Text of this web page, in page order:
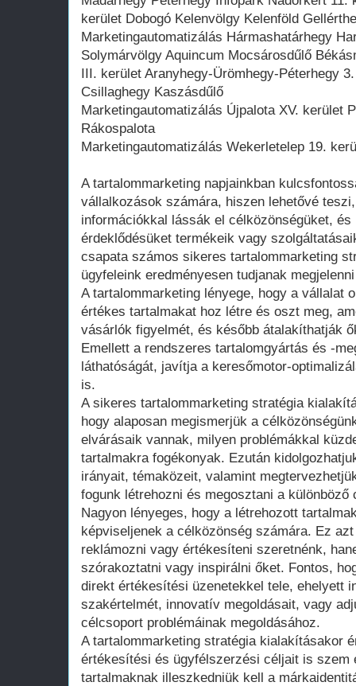
kerület Dobogó Kelenvölgy Kelenföld
Marketingautomatizálás Hármashatárhegy
Solymárvölgy Aquincum Mocsárosdűlő
III. kerület Aranyhegy-Ürömhegy-Péterhegy
Csillaghegy Kaszásdűlő
Marketingautomatizálás Újpalota XV. kerület
Rákospalota
Marketingautomatizálás Wekerletelep 19.
A tartalommarketing napjainkban
vállalkozások számára, hiszen lehetővé
információkkal lássák el célközönségüket,
érdeklődésüket termékeik vagy
csapata számos sikeres tartalommarketing
ügyfeleink eredményesen tudjanak
A tartalommarketing lényege, hogy a vállalat
értékes tartalmakat hoz létre és oszt meg,
vásárlók figyelmét, és később átalakíthatják
Emellett a rendszeres tartalomgyártás és -
láthatóságát, javítja a keresőmotor-
is.
A sikeres tartalommarketing stratégia
hogy alaposan megismerjük a
elvárásaik vannak, milyen problémákkal
tartalmakra fogékonyak. Ezután
irányait, témaközeit, valamint
fogunk létrehozni és megosztani a
Nagyon lényeges, hogy a létrehozott
képviseljenek a célközönség számára. Ez
reklámozni vagy értékesíteni szeretnénk,
szórakoztatni vagy inspirálni őket. Fontos,
direkt értékesítési üzenetekkel tele, ehelyett
szakértelmét, innovatív megoldásait, vagy
célcsoport problémáinak megoldásához.
A tartalommarketing stratégia kialakításakor
értékesítési és ügyfélszerzési céljait is szem
tartalmaknak illeszkedniük kell a